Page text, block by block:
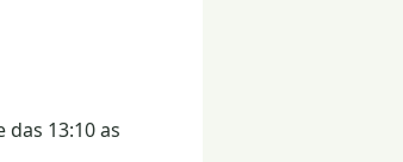
das 13:10 as